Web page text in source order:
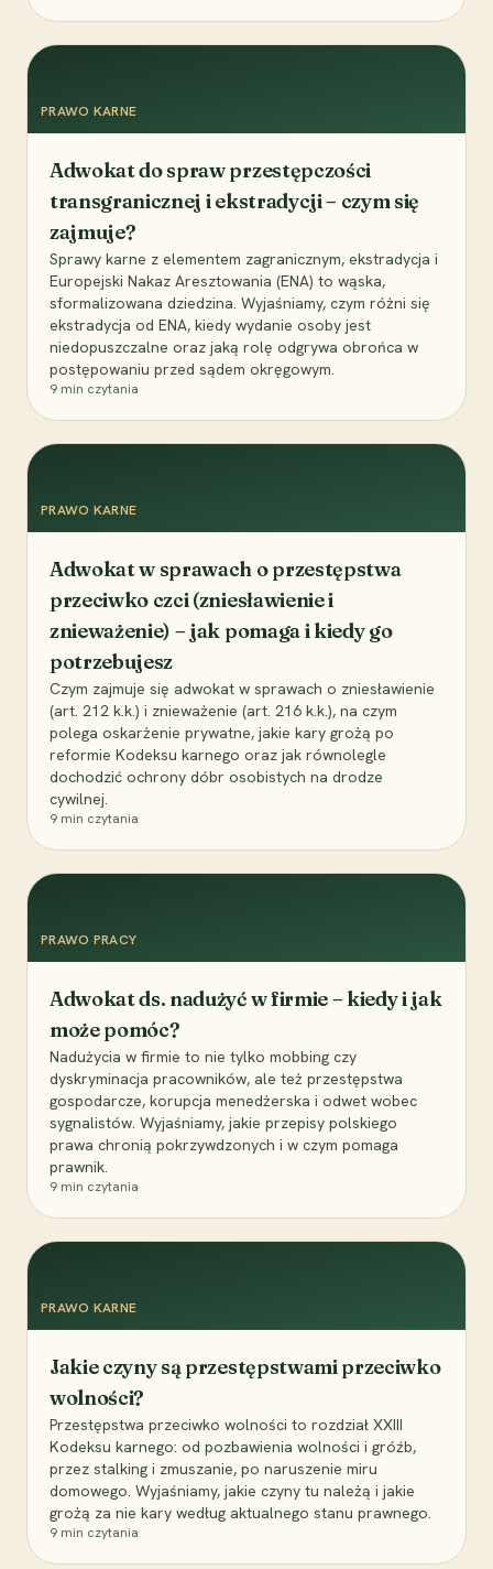
PRAWO KARNE
Adwokat do spraw przestępczości
transgranicznej i ekstradycji – czym się
zajmuje?
Sprawy karne z elementem zagranicznym, ekstradycja i
Europejski Nakaz Aresztowania (ENA) to wąska,
sformalizowana dziedzina. Wyjaśniamy, czym różni się
ekstradycja od ENA, kiedy wydanie osoby jest
niedopuszczalne oraz jaką rolę odgrywa obrońca w
postępowaniu przed sądem okręgowym.
9 min czytania
PRAWO KARNE
Adwokat w sprawach o przestępstwa
przeciwko czci (zniesławienie i
znieważenie) – jak pomaga i kiedy go
potrzebujesz
Czym zajmuje się adwokat w sprawach o zniesławienie
(art. 212 k.k.) i znieważenie (art. 216 k.k.), na czym
polega oskarżenie prywatne, jakie kary grożą po
reformie Kodeksu karnego oraz jak równolegle
dochodzić ochrony dóbr osobistych na drodze
cywilnej.
9 min czytania
PRAWO PRACY
Adwokat ds. nadużyć w firmie – kiedy i jak
może pomóc?
Nadużycia w firmie to nie tylko mobbing czy
dyskryminacja pracowników, ale też przestępstwa
gospodarcze, korupcja menedżerska i odwet wobec
sygnalistów. Wyjaśniamy, jakie przepisy polskiego
prawa chronią pokrzywdzonych i w czym pomaga
prawnik.
9 min czytania
PRAWO KARNE
Jakie czyny są przestępstwami przeciwko
wolności?
Przestępstwa przeciwko wolności to rozdział XXIII
Kodeksu karnego: od pozbawienia wolności i gróźb,
przez stalking i zmuszanie, po naruszenie miru
domowego. Wyjaśniamy, jakie czyny tu należą i jakie
grożą za nie kary według aktualnego stanu prawnego.
9 min czytania